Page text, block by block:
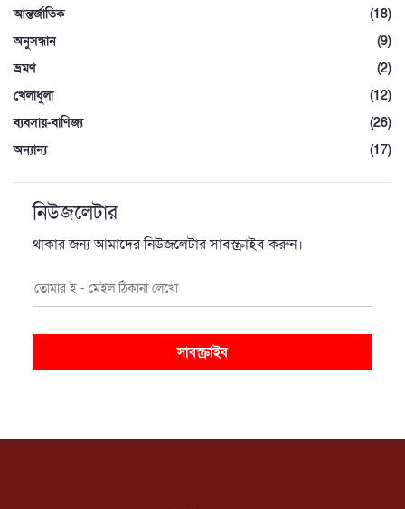
আন্তর্জাতিক
(18)
অনুসন্ধান
(9)
ভ্রমণ
(2)
খেলাধুলা
(12)
ব্যবসায়-বাণিজ্য
(26)
অন্যান্য
(17)
নিউজলেটার
থাকার জন্য আমাদের নিউজলেটার সাবস্ক্রাইব করুন।
সাবস্ক্রাইব